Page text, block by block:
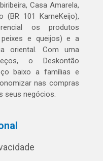
Casa Amarela,
(BR 101 KarneKeijo),
os produtos
e queijos) e a
oriental. Com uma
o Deskontão
baixo a famílias e
nas compras
seus negócios.